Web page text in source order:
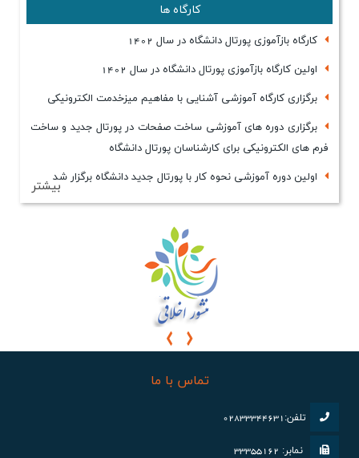
کارگاه ها
كارگاه بازآموزی پورتال دانشگاه در سال 1402
اولین كارگاه بازآموزی پورتال دانشگاه در سال 1402
برگزاری كارگاه آموزشی آشنایی با مفاهیم میزخدمت الكترونیكی
برگزاری دوره های آموزشی ساخت صفحات در پورتال جدید و ساخت
فرم های الكترونیكی برای كارشناسان پورتال دانشگاه
اولین دوره آموزشی نحوه كار با پورتال جدید دانشگاه برگزار شد
بیشتر
تماس با ما
تلفن:02833344631
نمابر: 33355162